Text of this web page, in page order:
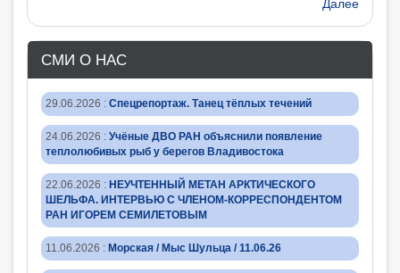
Далее
СМИ О НАС
29.06.2026 : Спецрепортаж. Танец тёплых течений
24.06.2026 : Учёные ДВО РАН объяснили появление
теплолюбивых рыб у берегов Владивостока
22.06.2026 : НЕУЧТЕННЫЙ МЕТАН АРКТИЧЕСКОГО
ШЕЛЬФА. ИНТЕРВЬЮ С ЧЛЕНОМ-КОРРЕСПОНДЕНТОМ
РАН ИГОРЕМ СЕМИЛЕТОВЫМ
11.06.2026 : Морская / Мыс Шульца / 11.06.26